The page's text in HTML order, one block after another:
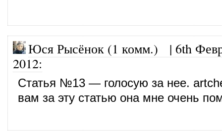
Юся Рысёнок (1 комм.) | 6th
2012:
Статья №13 — голосую за нее.
вам за эту статью она мне очень